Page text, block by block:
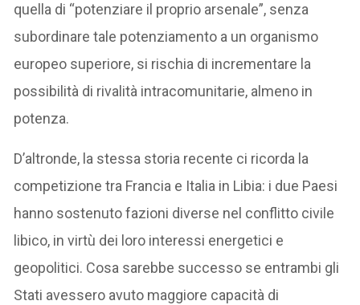
quella di “potenziare il proprio arsenale”, senza
subordinare tale potenziamento a un organismo
europeo superiore, si rischia di incrementare la
possibilità di rivalità intracomunitarie, almeno in
potenza.
D’altronde, la stessa storia recente ci ricorda la
competizione tra Francia e Italia in Libia: i due Paesi
hanno sostenuto fazioni diverse nel conflitto civile
libico, in virtù dei loro interessi energetici e
geopolitici. Cosa sarebbe successo se entrambi gli
Stati avessero avuto maggiore capacità di